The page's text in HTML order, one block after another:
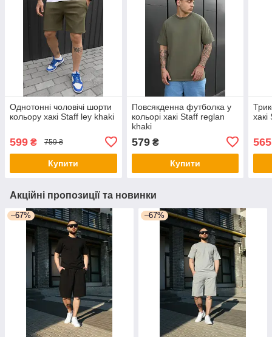
Однотонні чоловічі шорти
кольору хакі Staff ley khaki
599 ₴ 759 ₴
Купити
Повсякденна футболка у
кольорі хакі Staff reglan
khaki
579₴
Купити
565
Акційні пропозиції та новинки
–67% –67%